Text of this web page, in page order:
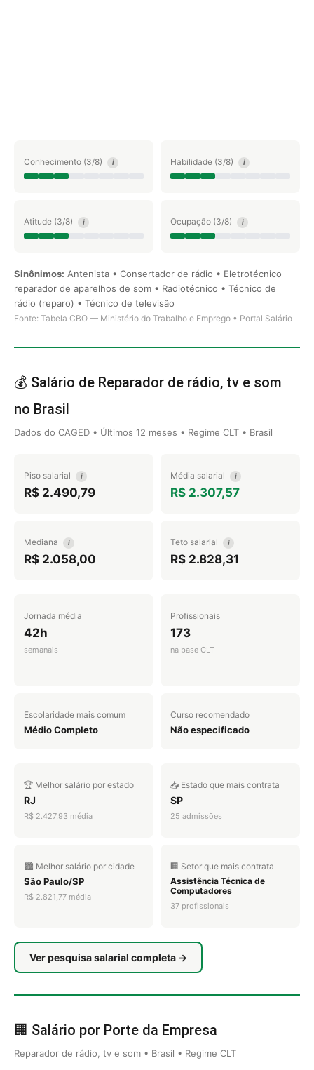
Conhecimento (3/8) i Habilidade (3/8) i
Atitude (3/8) i Ocupação (3/8) i
Sinônimos: Antenista • Consertador de rádio • Eletrotécnico
reparador de aparelhos de som • Radiotécnico • Técnico de
rádio (reparo) • Técnico de televisão
Fonte: Tabela CBO — Ministério do Trabalho e Emprego • Portal Salário
💰 Salário de Reparador de rádio, tv e som
no Brasil
Dados do CAGED • Últimos 12 meses • Regime CLT • Brasil
Piso salarial i
R$ 2.490,79
Média salarial i
R$ 2.307,57
Mediana i
R$ 2.058,00
Teto salarial i
R$ 2.828,31
Jornada média
42h
semanais
Profissionais
173
na base CLT
Escolaridade mais comum
Médio Completo
Curso recomendado
Não especificado
🏆 Melhor salário por estado
RJ
R$ 2.427,93 média
📥 Estado que mais contrata
SP
25 admissões
🏙️ Melhor salário por cidade
São Paulo/SP
R$ 2.821,77 média
🏢 Setor que mais contrata
Assistência Técnica de
Computadores
37 profissionais
Ver pesquisa salarial completa →
🏢 Salário por Porte da Empresa
Reparador de rádio, tv e som • Brasil • Regime CLT